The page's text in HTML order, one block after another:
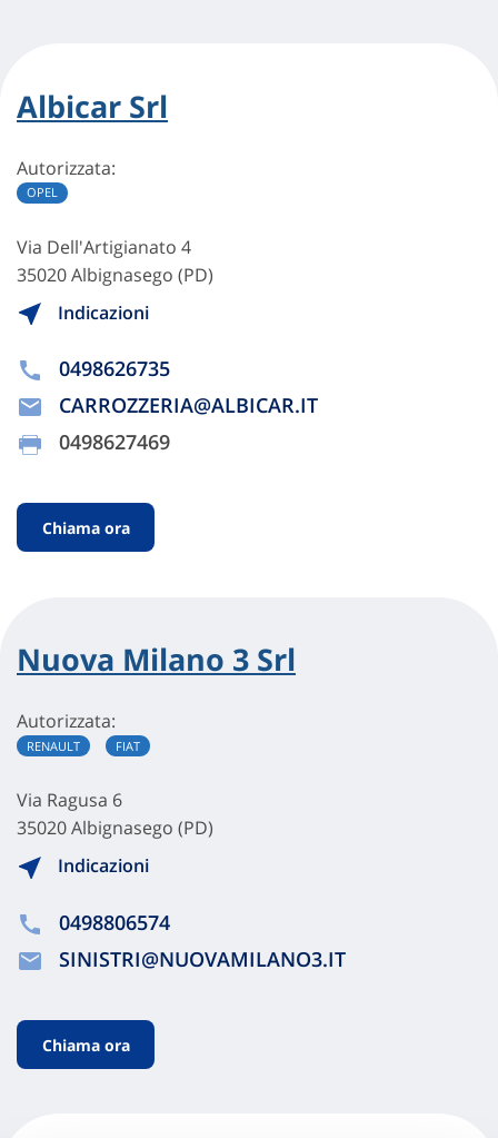
Albicar Srl
Autorizzata:
OPEL
Via Dell'Artigianato 4
35020 Albignasego (PD)
Indicazioni
0498626735
CARROZZERIA@ALBICAR.IT
0498627469
Chiama ora
Nuova Milano 3 Srl
Autorizzata:
RENAULT FIAT
Via Ragusa 6
35020 Albignasego (PD)
Indicazioni
0498806574
SINISTRI@NUOVAMILANO3.IT
Chiama ora